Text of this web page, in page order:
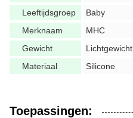
Leeftijdsgroep
Baby
Merknaam
MHC
Gewicht
Lichtgewicht
Materiaal
Silicone
Toepassingen: